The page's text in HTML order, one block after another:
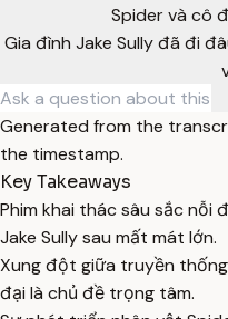
Spider và cô
Gia đình Jake Sully đã đi
Generated from the
the timestamp.
Key Takeaways
Phim khai thác sâu sắc nỗi
Jake Sully sau mất mát lớn.
Xung đột giữa truyền thống
đại là chủ đề trọng tâm.